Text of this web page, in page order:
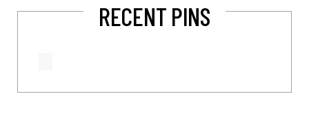
RECENT PINS